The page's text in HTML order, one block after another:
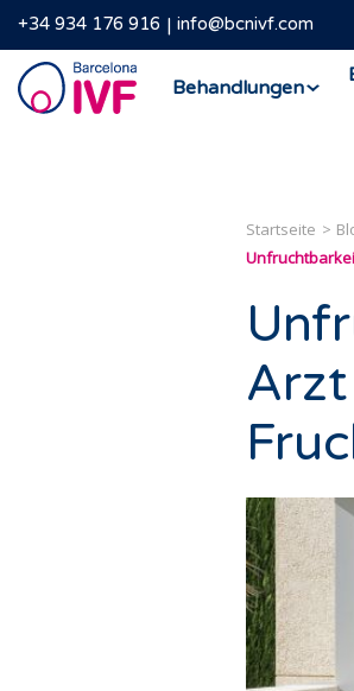
+34 934 176 916 info@bcnivf.com
Barcelona
IVF
Behandlungen
Startseite